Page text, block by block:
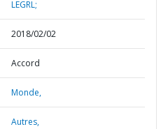
LEGRL;
2018/02/02
Accord
Monde,
Autres,